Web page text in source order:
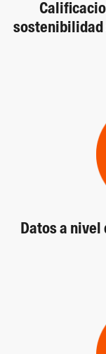
sostenibilidad
Datos a